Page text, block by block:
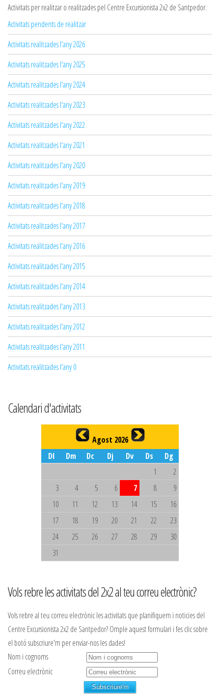
Activitats per realitzar o realitzades pel Centre Excursionista 2x2 de Santpedor.
Activitats pendents de realitzar
Activitats realitzades l'any 2026
Activitats realitzades l'any 2025
Activitats realitzades l'any 2024
Activitats realitzades l'any 2023
Activitats realitzades l'any 2022
Activitats realitzades l'any 2021
Activitats realitzades l'any 2020
Activitats realitzades l'any 2019
Activitats realitzades l'any 2018
Activitats realitzades l'any 2017
Activitats realitzades l'any 2016
Activitats realitzades l'any 2015
Activitats realitzades l'any 2014
Activitats realitzades l'any 2013
Activitats realitzades l'any 2012
Activitats realitzades l'any 2011
Activitats realitzades l'any 0
Calendari d'activitats
Agost 2026
Dl
Dm Dc Dj Dv Ds
Dg
1
2
3
4 5 6 7 8
9
10
11 12 13 14 15
16
17
18 19 20 21 22
23
24
25 26 27 28 29
30
31
Vols rebre les activitats del 2x2 al teu correu electrònic?
Vols rebre al teu correu electrònic les activitats que planifiquem i noticies del
Centre Excursionista 2x2 de Santpedor? Omple aquest formulari i fes clic sobre
el botó subscriure'm per enviar-nos les dades!
Nom i cognoms
Correu electrònic